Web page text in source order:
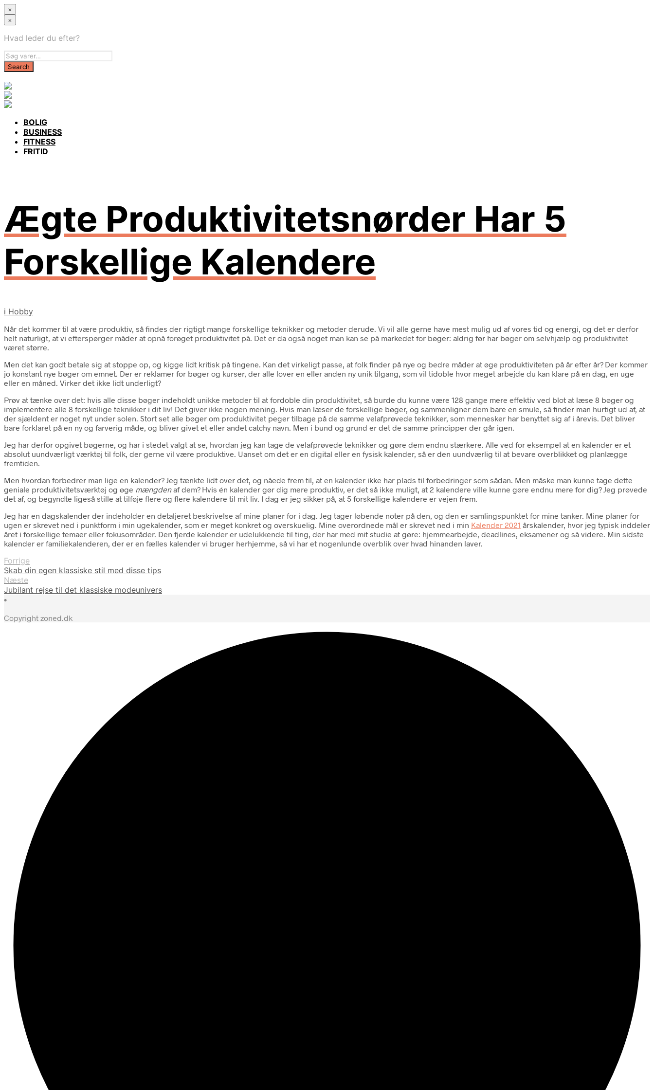
×
×
Hvad leder du efter?
BOLIG
BUSINESS
FITNESS
FRITID
Ægte Produktivitetsnørder Har 5
Forskellige Kalendere
i Hobby
Når det kommer til at være produktiv, så findes der rigtigt mange forskellige teknikker og metoder derude. Vi vil alle gerne have mest mulig ud af vores tid og energi, og det er derfor
helt naturligt, at vi efterspørger måder at opnå forøget produktivitet på. Det er da også noget man kan se på markedet for bøger: aldrig før har bøger om selvhjælp og produktivitet
været større.
Men det kan godt betale sig at stoppe op, og kigge lidt kritisk på tingene. Kan det virkeligt passe, at folk finder på nye og bedre måder at øge produktiviteten på år efter år? Der kommer
jo konstant nye bøger om emnet. Der er reklamer for bøger og kurser, der alle lover en eller anden ny unik tilgang, som vil tidoble hvor meget arbejde du kan klare på en dag, en uge
eller en måned. Virker det ikke lidt underligt?
Prøv at tænke over det: hvis alle disse bøger indeholdt unikke metoder til at fordoble din produktivitet, så burde du kunne være 128 gange mere effektiv ved blot at læse 8 bøger og
implementere alle 8 forskellige teknikker i dit liv! Det giver ikke nogen mening. Hvis man læser de forskellige bøger, og sammenligner dem bare en smule, så finder man hurtigt ud af, at
der sjældent er noget nyt under solen. Stort set alle bøger om produktivitet peger tilbage på de samme velafprøvede teknikker, som mennesker har benyttet sig af i årevis. Det bliver
bare forklaret på en ny og farverig måde, og bliver givet et eller andet catchy navn. Men i bund og grund er det de samme principper der går igen.
Jeg har derfor opgivet bøgerne, og har i stedet valgt at se, hvordan jeg kan tage de velafprøvede teknikker og gøre dem endnu stærkere. Alle ved for eksempel at en kalender er et
absolut uundværligt værktøj til folk, der gerne vil være produktive. Uanset om det er en digital eller en fysisk kalender, så er den uundværlig til at bevare overblikket og planlægge
fremtiden.
Men hvordan forbedrer man lige en kalender? Jeg tænkte lidt over det, og nåede frem til, at en kalender ikke har plads til forbedringer som sådan. Men måske man kunne tage dette
geniale produktivitetsværktøj og øge mængdenaf dem? Hvis én kalender gør dig mere produktiv, er det så ikke muligt, at 2 kalendere ville kunne gøre endnu mere for dig? Jeg prøvede
det af, og begyndte ligeså stille at tilføje flere og flere kalendere til mit liv. I dag er jeg sikker på, at 5 forskellige kalendere er vejen frem.
Jeg har en dagskalender der indeholder en detaljeret beskrivelse af mine planer for i dag. Jeg tager løbende noter på den, og den er samlingspunktet for mine tanker. Mine planer for
ugen er skrevet ned i punktform i min ugekalender, som er meget konkret og overskuelig. Mine overordnede mål er skrevet ned i min Kalender 2021 årskalender, hvor jeg typisk inddeler
året i forskellige temaer eller fokusområder. Den fjerde kalender er udelukkende til ting, der har med mit studie at gøre: hjemmearbejde, deadlines, eksamener og så videre. Min sidste
kalender er familiekalenderen, der er en fælles kalender vi bruger herhjemme, så vi har et nogenlunde overblik over hvad hinanden laver.
Forrige
Skab din egen klassiske stil med disse tips
Næste
Jubilant rejse til det klassiske modeunivers
•
Copyright zoned.dk